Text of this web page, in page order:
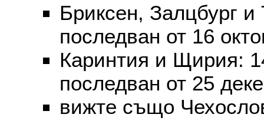
Бриксен, Залцбург
последван от 16
Каринтия и Щирия:
последван от 25
вижте също